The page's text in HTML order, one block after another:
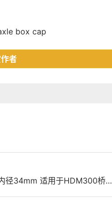
box cap
者
径34mm 适用于HDM300桥…